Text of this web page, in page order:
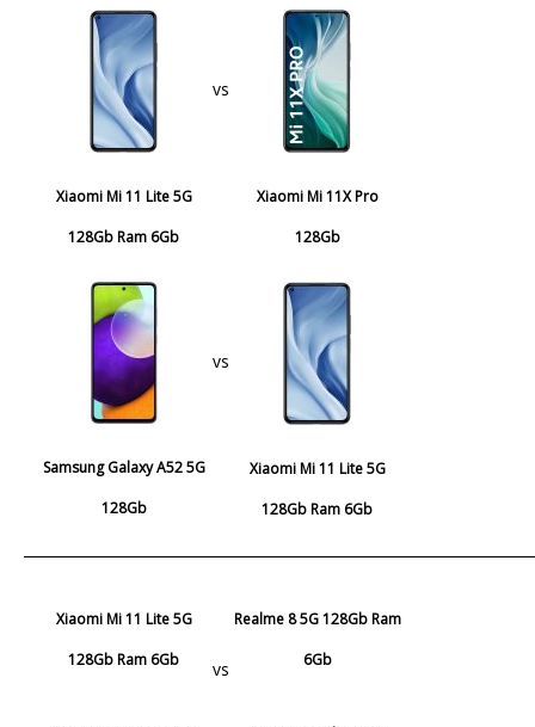
Xiaomi Mi 11 Lite 5G
128Gb Ram 6Gb
vs
Xiaomi Mi 11X Pro
128Gb
Samsung Galaxy A52 5G
128Gb
vs
Xiaomi Mi 11 Lite 5G
128Gb Ram 6Gb
Xiaomi Mi 11 Lite 5G
128Gb Ram 6Gb
vs
Realme 8 5G 128Gb Ram
6Gb